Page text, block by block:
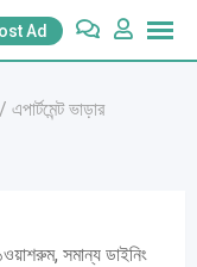
Ad
এপার্টমেন্ট ভাড়ার
সমান্য ডাইনিং